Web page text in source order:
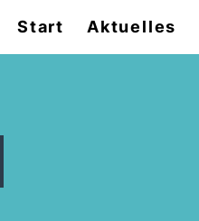
Start Aktuelles